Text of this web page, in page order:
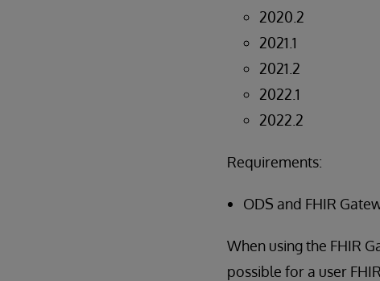
2020.2
2021.1
2021.2
2022.1
2022.2
Requirements:
ODS and FHIR
When using the FHIR
possible for a user